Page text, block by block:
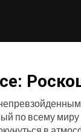
по всему